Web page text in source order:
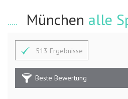
München alle
513 Ergebnisse
Beste Bewertung